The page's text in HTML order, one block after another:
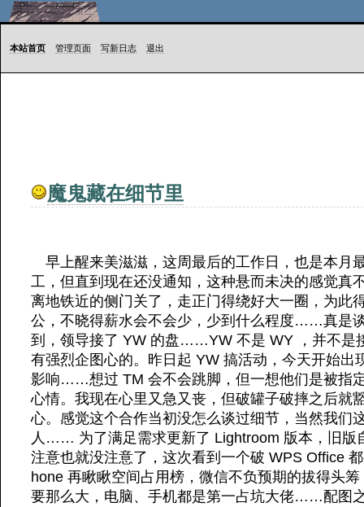
本站首页 管理页面 写新日志 退出
魔鬼藏在细节里
早上醒来美滋滋，这周最后的工作日，也是本月
工，但直到现在还没通知，这种悬而未决的感觉真
离地铁近的侧门关了，走正门得绕好大一圈，为此
公，不晓得薪水会不会少，少到什么程度……真是
到，领导接了 YW 的盘……YW 不是 WY ，并不是
有强烈企图心的。昨日起 YW 搞活动，今天开始出
影响……想过 TM 会不会跳脚，但一想他们是被指
心情。我现在心里又急又丧，但破罐子破摔之后就
心。感觉这个合作当初没怎么谈过细节，当然我们
人…… 为了满足需求更新了 Lightroom 版本，旧版
注意也就没注意了，这次看到一个破 WPS Office
hone 再瞅瞅空间占用榜，微信不负预期的拔得头
要那么大，电脑、手机都是第一占坑大佬……配图